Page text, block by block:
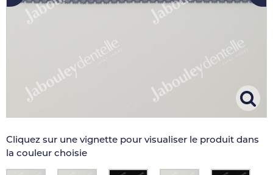
Cliquez sur une vignette pour visualiser le produit dans
la couleur choisie